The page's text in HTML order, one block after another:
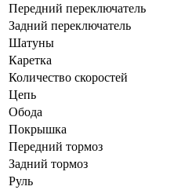
Передний переключатель
Задний переключатель
Шатуны
Каретка
Количество скоростей
Цепь
Обода
Покрышка
Передний тормоз
Задний тормоз
Руль